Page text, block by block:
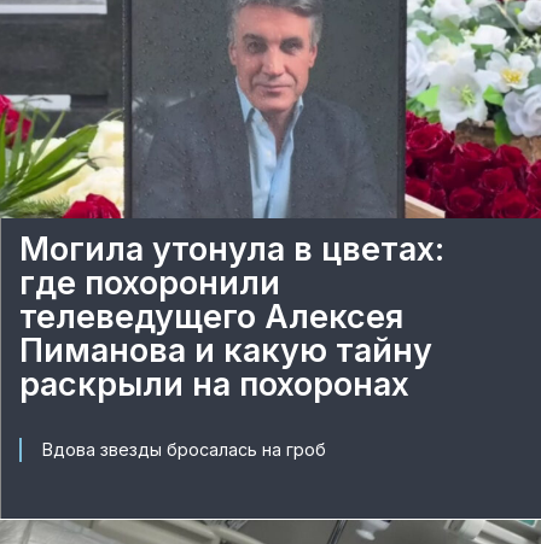
Могила утонула в цветах:
где похоронили
телеведущего Алексея
Пиманова и какую тайну
раскрыли на похоронах
Вдова звезды бросалась на гроб